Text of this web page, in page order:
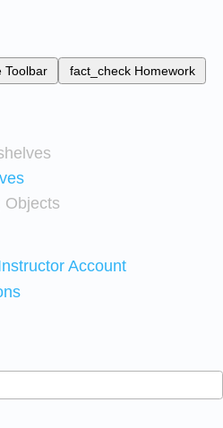
Toolbar fact_check Homework
Objects
Account